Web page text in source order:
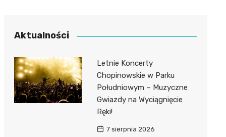
miasta
Policja
Aktualności
Letnie Koncerty
Chopinowskie w Parku
Południowym – Muzyczne
Gwiazdy na Wyciągnięcie
Ręki!
7 sierpnia 2026